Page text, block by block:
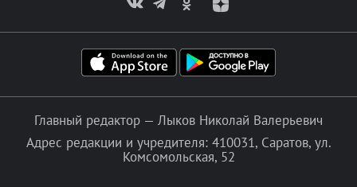
Главный редактор — Лыков Николай Валерьевич
Адрес редакции и учредителя: 410031, Саратов, ул.
Комсомольская, 52